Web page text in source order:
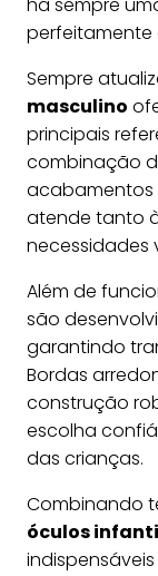
há sempre
perfeitamente
Sempre
masculino
principais
combinação
acabamentos
atende tanto
necessidades
Além de
são
garantindo
Bordas
construção
escolha
das crianças.
Combinando
óculos